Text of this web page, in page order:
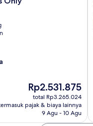
Harga
sekarang
Rp2.531.875
Rp2.531.875
total Rp3.265.024
pajak & biaya lainnya
9 Agu - 10 Agu